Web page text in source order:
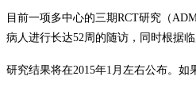
目前一项多中心的三期RCT研究（
病人进行长达52周的随访，同时根据
研究结果将在2015年1月左右公布。